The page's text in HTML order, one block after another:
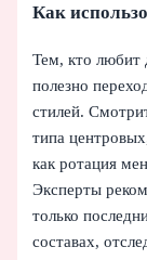
Как
Тем, кто любит
полезно
стилей.
типа
как ротация
Эксперты
только
составах,